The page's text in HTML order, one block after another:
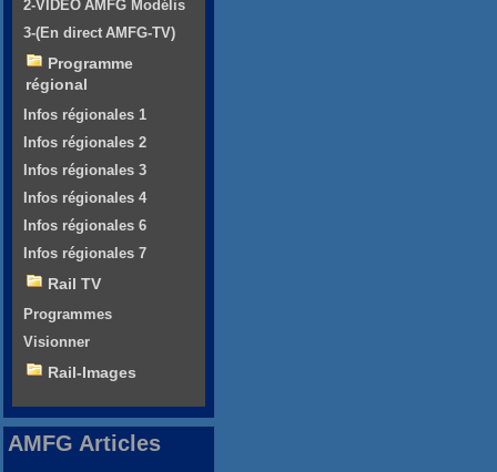
2-VIDEO AMFG Modélis
3-(En direct AMFG-TV)
Programme
régional
Infos régionales 1
Infos régionales 2
Infos régionales 3
Infos régionales 4
Infos régionales 6
Infos régionales 7
Rail TV
Programmes
Visionner
Rail-Images
AMFG Articles